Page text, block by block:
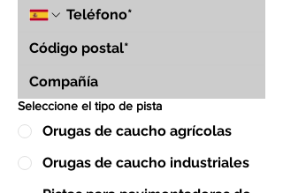
Seleccione el tipo de pista
Orugas de caucho agrícolas
Orugas de caucho industriales